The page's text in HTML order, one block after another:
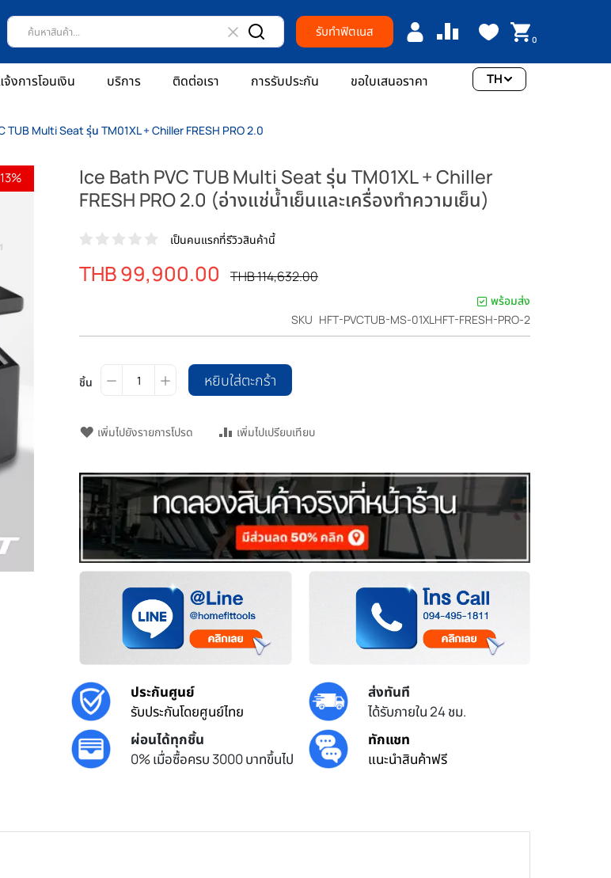
รับทำฟิตเนส 0
จ้งการโอนเงิน บริการ ติดต่อเรา การรับประกัน ขอใบเสนอราคา TH
TUB Multi Seat รุ่น TM01XL + Chiller FRESH PRO 2.0
Ice Bath PVC TUB Multi Seat รุ่น TM01XL + Chiller
FRESH PRO 2.0 (อ่างแช่น้ำเย็นและเครื่องทำความเย็น)
เป็นคนแรกที่รีวิวสินค้านี้
ราคา
THB 99,900.00 ราคา
THB 114,632.00
พร้อมส่ง
SKU HFT-PVCTUB-MS-01XLHFT-FRESH-PRO-2
ชิ้น หยิบใส่ตะกร้า
เพิ่มไปยังรายการโปรด เพิ่มไปเปรียบเทียบ
ประกันศูนย์
รับประกันโดยศูนย์ไทย
ส่งทันที
ได้รับภายใน 24 ชม.
ผ่อนได้ทุกชิ้น
0% เมื่อซื้อครบ 3000 บาทขึ้นไป
ทักแชท
แนะนำสินค้าฟรี